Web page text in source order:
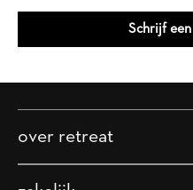
Schrijf
over retreat